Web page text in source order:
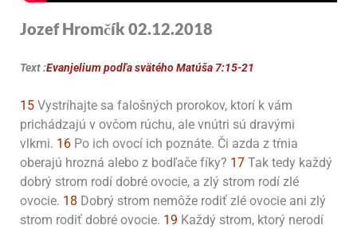
Jozef Hromčík 02.12.2018
Text :Evanjelium podľa svätého Matúša 7:15-21
15 Vystríhajte sa falošných prorokov, ktorí k vám
prichádzajú v ovčom rúchu, ale vnútri sú dravými
vlkmi. 16 Po ich ovocí ich poznáte. Či azda z tŕnia
oberajú hrozná alebo z bodľače fíky? 17 Tak tedy každý
dobrý strom rodí dobré ovocie, a zlý strom rodí zlé
ovocie. 18 Dobrý strom nemôže rodiť zlé ovocie ani zlý
strom rodiť dobré ovocie. 19 Každý strom, ktorý nerodí